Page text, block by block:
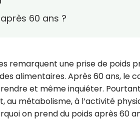
60 ans ?
remarquent une prise de poids
alimentaires. Après 60 ans, le
et même inquiéter.
au métabolisme, à l’activité
on prend du poids après 60